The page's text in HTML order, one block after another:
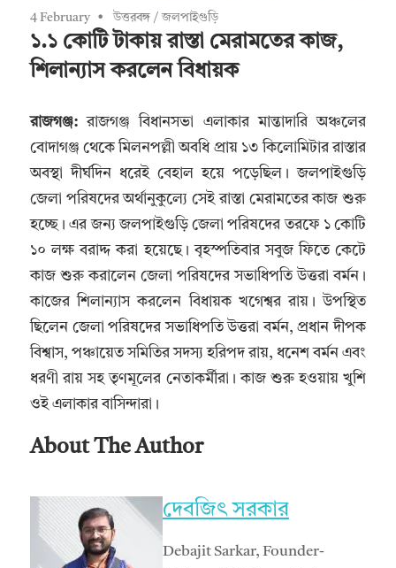
4 February উত্তরবঙ্গ /জলপাইগুড়ি
১.১ কোটি টাকায় রাস্তা মেরামতের কাজ,
শিলান্যাস করলেন বিধায়ক
রাজগঞ্জ: রাজগঞ্জ বিধানসভা এলাকার মান্তাদারি অঞ্চলের
বোদাগঞ্জ থেকে মিলনপল্লী অবধি প্রায় ১৩ কিলোমিটার রাস্তার
অবস্থা দীর্ঘদিন ধরেই বেহাল হয়ে পড়েছিল। জলপাইগুড়ি
জেলা পরিষদের অর্থানুকুল্যে সেই রাস্তা মেরামতের কাজ শুরু
হচ্ছে। এর জন্য জলপাইগুড়ি জেলা পরিষদের তরফে ১ কোটি
১০ লক্ষ বরাদ্দ করা হয়েছে। বৃহস্পতিবার সবুজ ফিতে কেটে
কাজ শুরু করালেন জেলা পরিষদের সভাধিপতি উত্তরা বর্মন।
কাজের শিলান্যাস করলেন বিধায়ক খগেশ্বর রায়। উপস্থিত
ছিলেন জেলা পরিষদের সভাধিপতি উত্তরা বর্মন, প্রধান দীপক
বিশ্বাস, পঞ্চায়েত সমিতির সদস্য হরিপদ রায়, ধনেশ বর্মন এবং
ধরণী রায় সহ তৃণমূলের নেতাকর্মীরা। কাজ শুরু হওয়ায় খুশি
ওই এলাকার বাসিন্দারা।
About The Author
দেবজিৎ সরকার
Debajit Sarkar, Founder-